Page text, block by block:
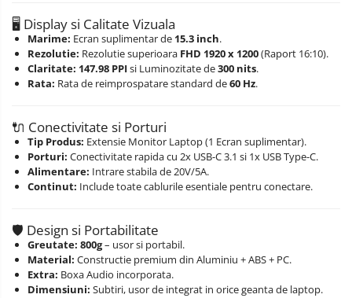
🖥️ Display si Calitate Vizuala
Marime: Ecran suplimentar de 15.3 inch.
Rezolutie: Rezolutie superioara FHD 1920 x 1200(Raport 16:10).
Claritate: 147.98 PPIsi Luminozitate de300 nits.
Rata: Rata de reimprospatare standard de60 Hz.
🔌 Conectivitate si Porturi
Tip Produs: Extensie Monitor Laptop (1 Ecran suplimentar).
Porturi: Conectivitate rapida cu 2x USB-C 3.1 si 1x USB Type-C.
Alimentare: Intrare stabila de 20V/5A.
Continut: Include toate cablurile esentiale pentru conectare.
🛡️ Design si Portabilitate
Greutate: 800g– usor si portabil.
Material: Constructie premium din Aluminiu + ABS + PC.
Extra: Boxa Audio incorporata.
Dimensiuni: Subtiri, usor de integrat in orice geanta de laptop.